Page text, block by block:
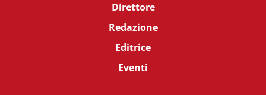
Direttore
Redazione
Editrice
Eventi